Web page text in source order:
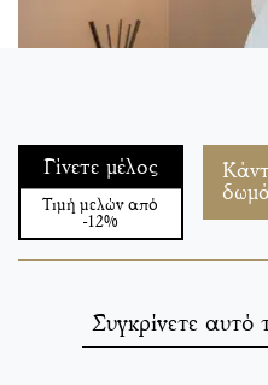
Γίνετε μέλος
Τιμή μελών από
-12%
Συγκρίνετε αυτό